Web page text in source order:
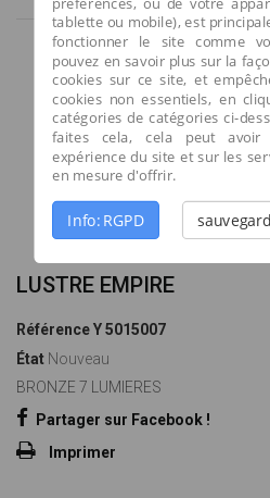
tablette ou mobile), est
fonctionner le site comme
pouvez en savoir plus sur la
cookies sur ce site, et
cookies non essentiels, en
catégories de catégories ci-
faites cela, cela peut
expérience du site et sur les
en mesure d'offrir.
Info: RGPD
LUSTRE EMPIRE
RéférenceY 5015007
État Nouveau
BRONZE 7 LUMIERES
Partager sur Facebook !
Imprimer